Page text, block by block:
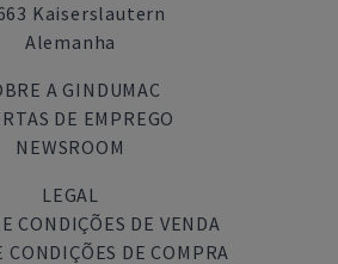
Kaiserslautern
Alemanha
A GINDUMAC
DE EMPREGO
NEWSROOM
LEGAL
CONDIÇÕES DE VENDA
CONDIÇÕES DE COMPRA